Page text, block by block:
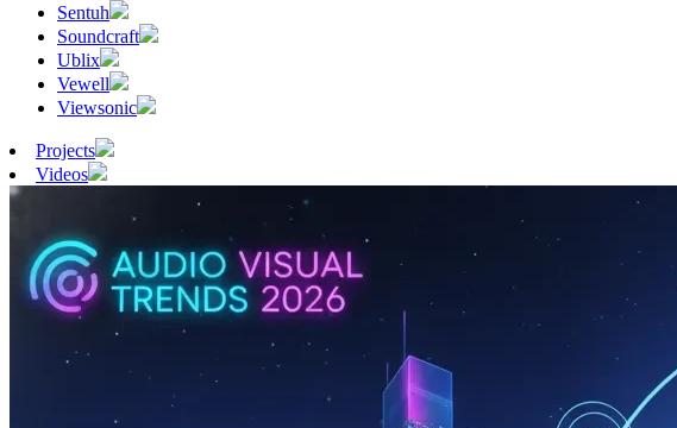
Sentuh
Soundcraft
Ublix
Vewell
Viewsonic
Projects
Videos